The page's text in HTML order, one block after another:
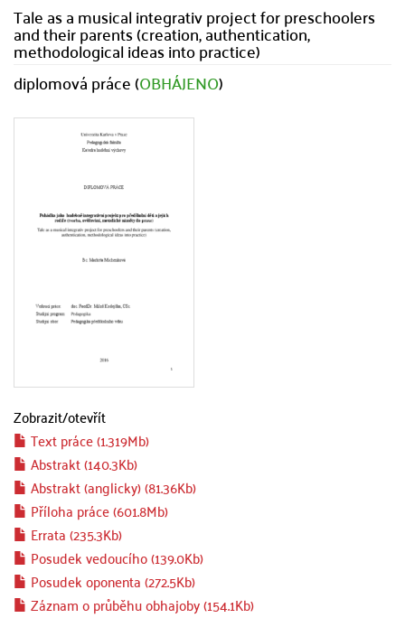
Tale as a musical integrativ project for preschoolers
and their parents (creation, authentication,
methodological ideas into practice)
diplomová práce (OBHÁJENO)
Zobrazit/otevřít
Text práce (1.319Mb)
Abstrakt (140.3Kb)
Abstrakt (anglicky) (81.36Kb)
Příloha práce (601.8Mb)
Errata (235.3Kb)
Posudek vedoucího (139.0Kb)
Posudek oponenta (272.5Kb)
Záznam o průběhu obhajoby (154.1Kb)